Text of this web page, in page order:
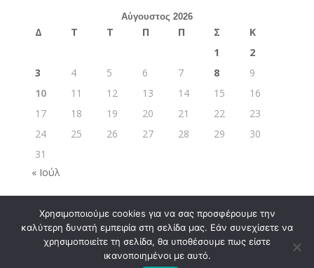
Αύγουστος 2026
Δ Τ Τ Π Π Σ
Κ
1
2
3
4 5 6 7 8
9
10
11 12 13 14 15
16
17
18 19 20 21 22
23
24
25 26 27 28 29
30
31
« Ιούλ
Σχεδιάστηκε απόElegant Themes| Υποστηρίζεται
Χρησιμοποιούμε cookies για να σας προσφέρουμε την
καλύτερη δυνατή εμπειρία στη σελίδα μας. Εάν συνεχίσετε να
χρησιμοποιείτε τη σελίδα, θα υποθέσουμε πως είστε
ικανοποιημένοι με αυτό.